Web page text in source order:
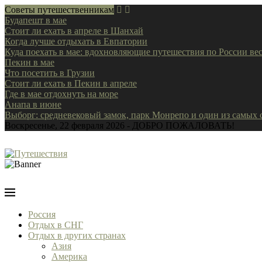
Советы путешественникам
Будапешт в мае
Стоит ли ехать в апреле в Шанхай
Когда лучше отдыхать в Евпатории
Куда поехать в мае: вдохновляющие путешествия по России
Пекин в мае
Что посетить в Грузии
Стоит ли ехать в Пекин в апреле
Где в мае отдохнуть на море
Анапа в июне
Выборг: средневековый замок, парк Монрепо и один из
Воскресенье, 22 февраля 2026 - ДОБРО ПОЖАЛОВАТЬ!
Россия
Отдых в СНГ
Отдых в других странах
Азия
Америка